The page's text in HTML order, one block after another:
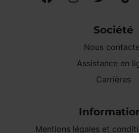
Société
Nous
Assistance en
Carrières
Mentions légales et